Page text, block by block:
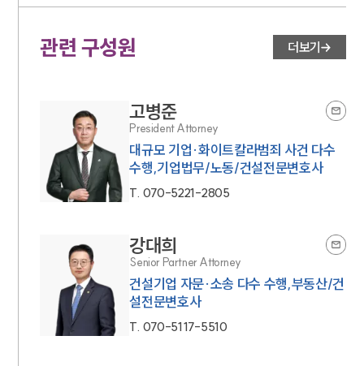
관련 구성원 더보기
고병준
President Attorney
대규모 기업·화이트칼라범죄 사건 다수
수행,기업법무/노동/건설전문변호사
T. 070-5221-2805
강대희
Senior Partner Attorney
건설기업 자문·소송 다수 수행,부동산/건
설전문변호사
T. 070-5117-5510